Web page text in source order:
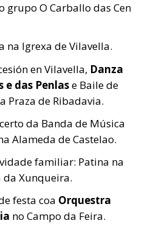
grupo O Carballo das Cen
na Igrexa de Vilavella.
en Vilavella, Danza
e das Penlase Baile de
Praza de Ribadavia.
da Banda de Música
Alameda de Castelao.
familiar: Patina na
da Xunqueira.
festa coa Orquestra
no Campo da Feira.